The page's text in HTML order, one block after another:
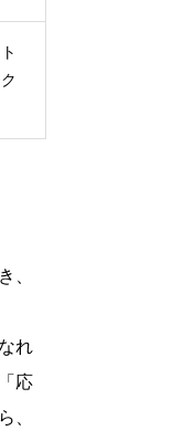
、
れ
応
、